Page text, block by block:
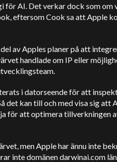
för AI. Det verkar dock som om
eftersom Cook sa att Apple
av Apples planer på att
handlade om IP eller
i datorseende för att
det kan till och med visa sig att
för att optimera tillverkningen
men Apple har ännu inte
inte domänen darwinai.com